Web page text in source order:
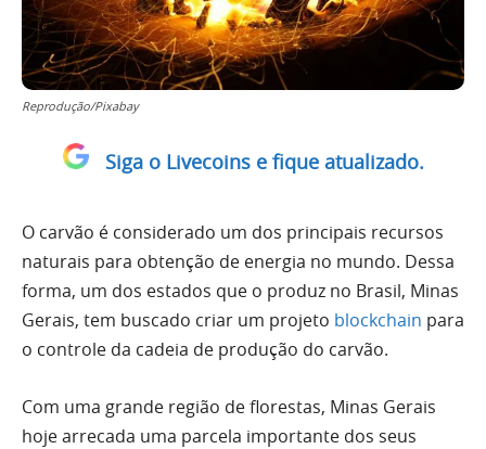
Reprodução/Pixabay
Siga o Livecoins e fique atualizado.
O carvão é considerado um dos principais recursos
naturais para obtenção de energia no mundo. Dessa
forma, um dos estados que o produz no Brasil, Minas
Gerais, tem buscado criar um projeto blockchain para
o controle da cadeia de produção do carvão.
Com uma grande região de florestas, Minas Gerais
hoje arrecada uma parcela importante dos seus